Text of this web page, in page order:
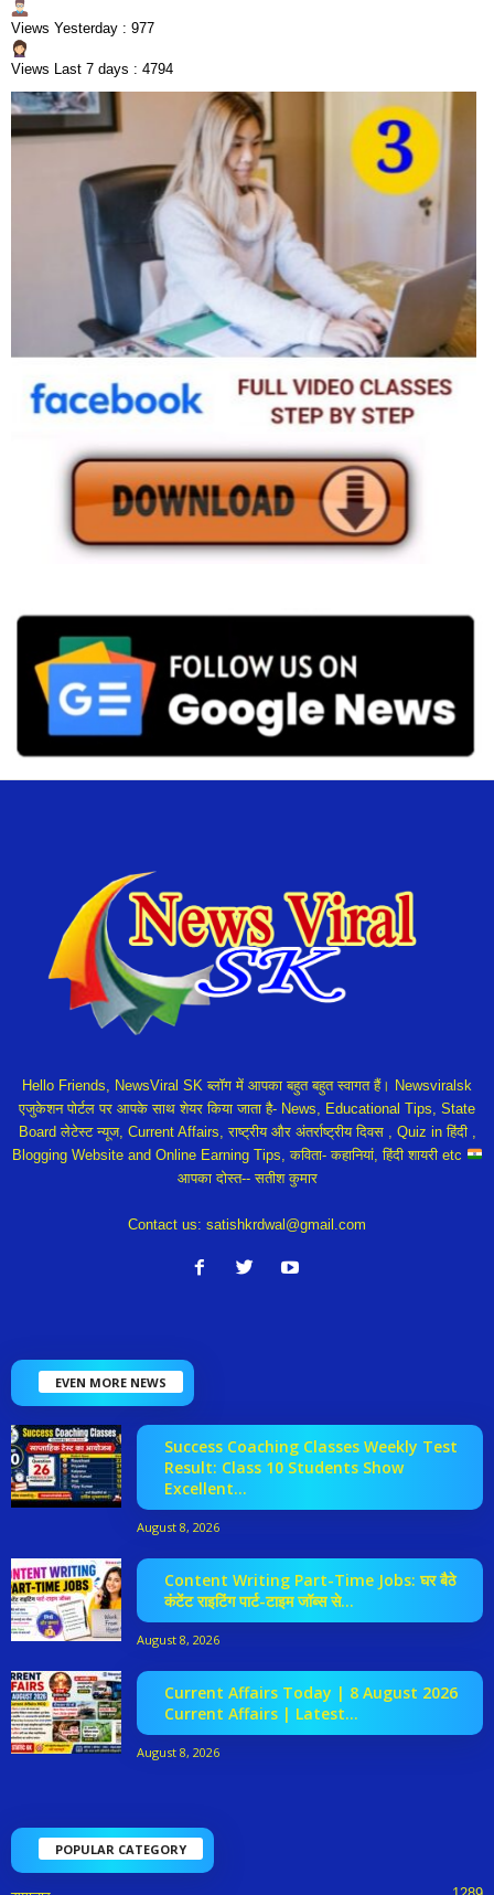
Views Yesterday : 977
Views Last 7 days : 4794
Hello Friends, NewsViral SK ब्लॉग में आपका बहुत बहुत स्वागत हैं। Newsviralsk
एजुकेशन पोर्टल पर आपके साथ शेयर किया जाता है- News, Educational Tips, State
Board लेटेस्ट न्यूज, Current Affairs, राष्ट्रीय और अंतर्राष्ट्रीय दिवस , Quiz in हिंदी ,
Blogging Website and Online Earning Tips, कविता- कहानियां, हिंदी शायरी etc
आपका दोस्त-- सतीश कुमार
Contact us: satishkrdwal@gmail.com
EVEN MORE NEWS
Success Coaching Classes Weekly Test
Result: Class 10 Students Show
Excellent...
August 8, 2026
Content Writing Part-Time Jobs: घर बैठे
कंटेंट राइटिंग पार्ट-टाइम जॉब्स से...
August 8, 2026
Current Affairs Today | 8 August 2026
Current Affairs | Latest...
August 8, 2026
POPULAR CATEGORY